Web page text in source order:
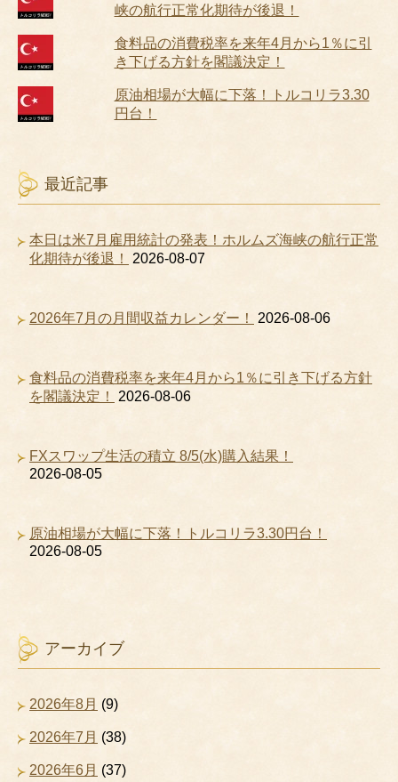
峡の航行正常化期待が後退！
食料品の消費税率を来年4月から1％に引
き下げる方針を閣議決定！
原油相場が大幅に下落！トルコリラ3.30
円台！
最近記事
本日は米7月雇用統計の発表！ホルムズ海峡の航行正常
化期待が後退！
2026-08-07
2026年7月の月間収益カレンダー！ 2026-08-06
食料品の消費税率を来年4月から1％に引き下げる方針
を閣議決定！
2026-08-06
FXスワップ生活の積立 8/5(水)購入結果！
2026-08-05
原油相場が大幅に下落！トルコリラ3.30円台！
2026-08-05
アーカイブ
2026年8月 (9)
2026年7月 (38)
2026年6月 (37)